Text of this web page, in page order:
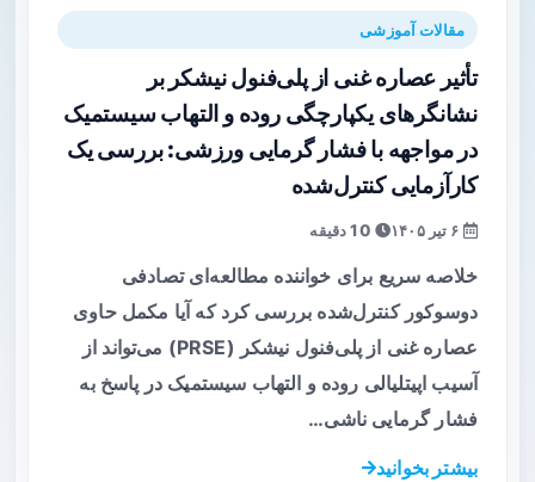
مقالات آموزشی
تأثیر عصاره غنی از پلی‌فنول نیشکر بر
نشانگرهای یکپارچگی روده و التهاب سیستمیک
در مواجهه با فشار گرمایی ورزشی: بررسی یک
کارآزمایی کنترل‌شده
خلاصه سریع برای خواننده مطالعه‌ای تصادفی
دوسوکور کنترل‌شده بررسی کرد که آیا مکمل حاوی
عصاره غنی از پلی‌فنول نیشکر (PRSE) می‌تواند از
آسیب اپیتلیالی روده و التهاب سیستمیک در پاسخ به
فشار گرمایی ناشی…
بیشتر بخوانید